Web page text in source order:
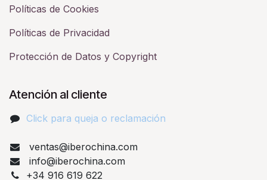
Políticas de Cookies
Políticas de Privacidad
Protección de Datos y Copyright
Atención al cliente
Click para queja o reclamación​
ventas@iberochina.com
info@iberochina.com
+34 916 619 622